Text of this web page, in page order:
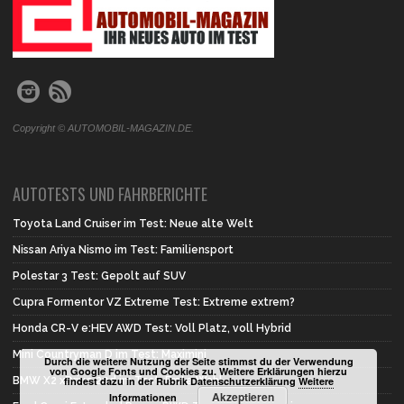
Copyright © AUTOMOBIL-MAGAZIN.DE.
AUTOTESTS UND FAHRBERICHTE
Toyota Land Cruiser im Test: Neue alte Welt
Nissan Ariya Nismo im Test: Familiensport
Polestar 3 Test: Gepolt auf SUV
Cupra Formentor VZ Extreme Test: Extreme extrem?
Honda CR-V e:HEV AWD Test: Voll Platz, voll Hybrid
Mini Countryman D im Test: Maximini
BMW X2 xDrive 20d im Test: Erste Wahl
Durch die weitere Nutzung der Seite stimmst du der Verwendung
von Google Fonts und Cookies zu. Weitere Erklärungen hierzu
findest dazu in der Rubrik DatenschutzerklärungWeitere
Informationen
Akzeptieren